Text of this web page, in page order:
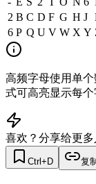
2 B C D F G H J
6 P Q U V W X Y
高频字母使用单
式可高亮显示每个
喜欢？分享给更多
Ctrl+D 复